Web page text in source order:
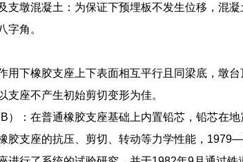
支墩混凝土：为保证下预埋板不发生位移，混
字角。
用下橡胶支座上下表面相互平行且同梁底，墩
支座不产生初始剪切变形为佳。
）：在普通橡胶支座基础上内置铅芯，铅芯在
胶支座的抗压、剪切、转动等力学性能，